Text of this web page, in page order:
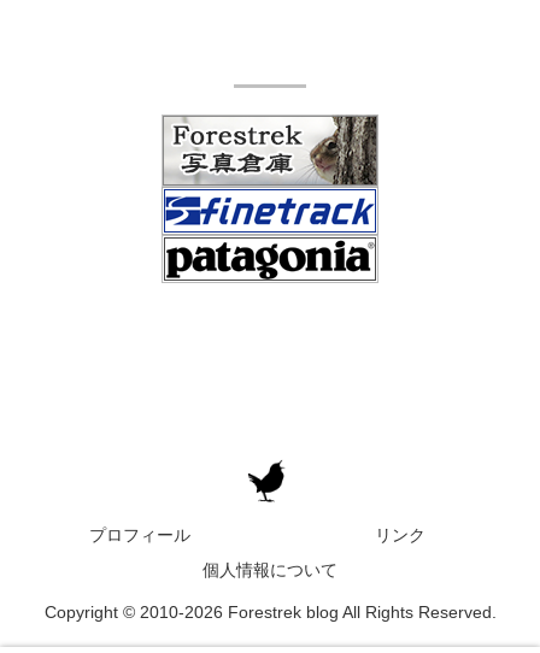
プロフィール
リンク
個人情報について
Copyright © 2010-2026 Forestrek blog All Rights Reserved.